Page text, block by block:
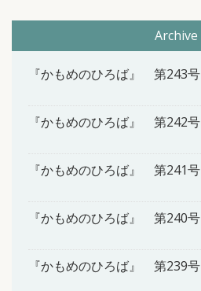
Archive
『かもめのひろば』 第243号
『かもめのひろば』 第242号
『かもめのひろば』 第241号
『かもめのひろば』 第240号
『かもめのひろば』 第239号